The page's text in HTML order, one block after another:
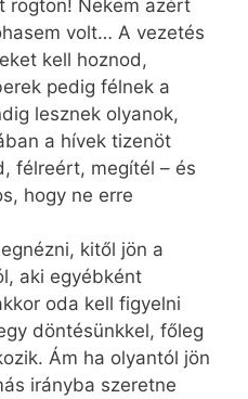
rögtön! Nekem azért
volt… A vezetés
kell hoznod,
pedig félnek a
lesznek olyanok,
a hívek tizenöt
félreért, megítél – és
hogy ne erre
kitől jön a
aki egyébként
oda kell figyelni
döntésünkkel, főleg
Ám ha olyantól jön
irányba szeretne